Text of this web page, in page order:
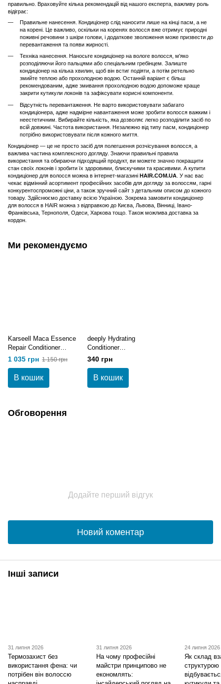
правильно. Враховуйте кілька рекомендацій від нашого експерта, важливу роль
відіграє:
Правильне нанесення. Кондиціонер слід наносити лише на кінці пасм, а не
на корені. Це важливо, оскільки на коренях волосся вже отримує природні
поживні речовини з шкіри голови, і додаткове зволоження може призвести до
перевантаження та появи жирності.
Техніка нанесення. Наносьте кондиціонер на вологе волосся, м'яко
розподіляючи його пальцями або спеціальним гребінцем. Залиште
кондиціонер на кілька хвилин, щоб він встиг подіяти, а потім ретельно
змийте теплою або прохолодною водою. Останній варіант є більш
рекомендованим, адже змивання прохолодною водою допоможе краще
закрити кутикули локонів та зафіксувати корисні компоненти.
Відсутність перевантаження. Не варто використовувати забагато
кондиціонера, адже надмірне навантаження може зробити волосся важким і
неестетичним. Вибирайте кількість, яка дозволяє легко розподілити засіб по
всій довжині. Частота використання. Незалежно від типу пасм, кондиціонер
потрібно використовувати після кожного миття.
Кондиціонер — це не просто засіб для полегшення розчісування волосся, а
важлива частина комплексного догляду. Знаючи правильні правила
використання та обираючи підходящий продукт, ви можете значно покращити
стан своїх локонів і зробити їх здоровими, блискучими та красивими. А купити
кондиціонер для волосся можна в інтернет-магазині HAIR.COM.UA . У нас вас
чекає відмінний асортимент професійних засобів для догляду за волоссям, гарні
конкурентоспроможні ціни, а також зручний сайт з детальним описом до кожного
товару. Здійснюємо доставку всією Україною. Зокрема замовити кондиціонер
для волосся в HAIR можна з відправкою до Києва, Львова, Вінниці, Івано-
Франківська, Тернополя, Одеси, Харкова тощо. Також можлива доставка за
кордон.
Ми рекомендуємо
Karseell Maca Essence
Repair Conditioner
Кондиціонер
відновлюючий
1 035 грн 1 150 грн
В кошик
deeply Hydrating
Conditioner
Зволожуючий
кондиціонер 250 мл
340 грн
В кошик
Обговорення
Додайте перший відгук
Новий коментар
Інші записи
31 липня 2026
Термозахист без
використання фена: чи
потрібен він волоссю
31 липня 2026
На чому професійні
майстри принципово не
економлять:
24 липня 2026
Як склад